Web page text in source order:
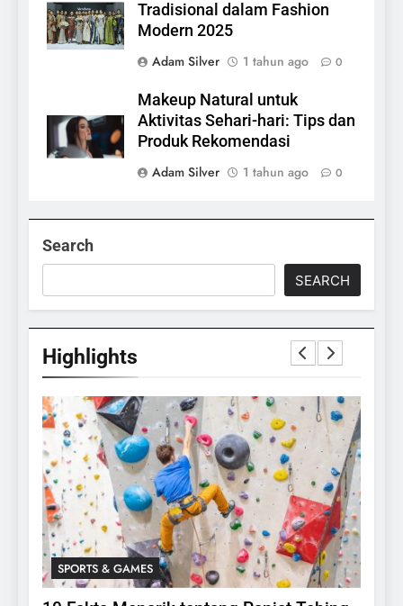
Tradisional dalam Fashion
Modern 2025
Adam Silver
1 tahun ago 0
Makeup Natural untuk
Aktivitas Sehari-hari: Tips dan
Produk Rekomendasi
Adam Silver
1 tahun ago 0
Search
SEARCH
Highlights
SPORTS & GAMES